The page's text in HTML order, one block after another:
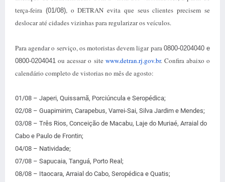
terça-feira (01/08), o DETRAN evita que seus clientes precisem se
deslocar até cidades vizinhas para regularizar os veículos.
Para agendar o serviço, os motoristas devem ligar para 0800-0204040 e
0800-0204041 ou acessar o site www.detran.rj.gov.br. Confira abaixo o
calendário completo de vistorias no mês de agosto:
01/08 – Japeri, Quissamã, Porciúncula e Seropédica;
02/08 – Guapimirim, Carapebus, Varrei-Sai, Silva Jardim e Mendes;
03/08 – Três Rios, Conceição de Macabu, Laje do Muriaé, Arraial do
Cabo e Paulo de Frontin;
04/08 – Natividade;
07/08 – Sapucaia, Tanguá, Porto Real;
08/08 – Itaocara, Arraial do Cabo, Seropédica e Quatis;